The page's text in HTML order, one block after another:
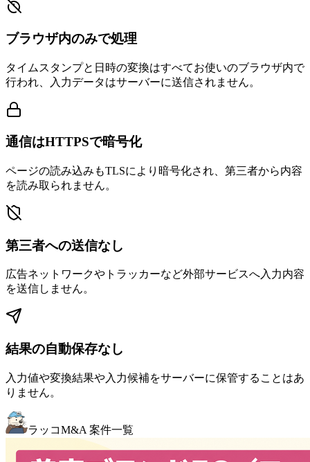
ブラウザ内のみで処理
タイムスタンプと日時の変換はすべてお使いのブラウザ内で
行われ、入力データはサーバーに送信されません。
通信はHTTPSで暗号化
ページの読み込みもTLSにより暗号化され、第三者から内容
を読み取られません。
第三者への送信なし
広告ネットワークやトラッカーなど外部サービスへ入力内容
を送信しません。
結果の自動保存なし
入力値や変換結果や入力候補をサーバーに保管することはあ
りません。
ラッコM&A 案件一覧